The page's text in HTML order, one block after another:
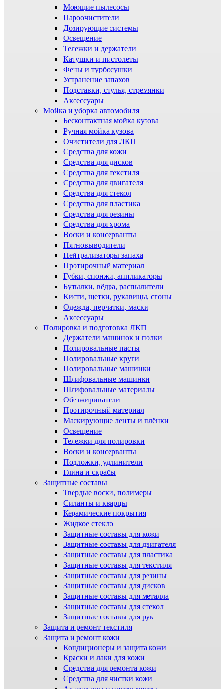
Моющие пылесосы
Пароочистители
Дозирующие системы
Освещение
Тележки и держатели
Катушки и пистолеты
Фены и турбосушки
Устранение запахов
Подставки, стулья, стремянки
Аксессуары
Мойка и уборка автомобиля
Бесконтактная мойка кузова
Ручная мойка кузова
Очистители для ЛКП
Средства для кожи
Средства для дисков
Средства для текстиля
Средства для двигателя
Средства для стекол
Средства для пластика
Средства для резины
Средства для хрома
Воски и консерванты
Пятновыводители
Нейтрализаторы запаха
Протирочный материал
Губки, спонжи, аппликаторы
Бутылки, вёдра, распылители
Кисти, щетки, рукавицы, сгоны
Одежда, перчатки, маски
Аксессуары
Полировка и подготовка ЛКП
Держатели машинок и полки
Полировальные пасты
Полировальные круги
Полировальные машинки
Шлифовальные машинки
Шлифовальные материалы
Обезжириватели
Протирочный материал
Маскирующие ленты и плёнки
Освещение
Тележки для полировки
Воски и консерванты
Подложки, удлинители
Глина и скрабы
Защитные составы
Твердые воски, полимеры
Силанты и кварцы
Керамические покрытия
Жидкое стекло
Защитные составы для кожи
Защитные составы для двигателя
Защитные составы для пластика
Защитные составы для текстиля
Защитные составы для резины
Защитные составы для дисков
Защитные составы для металла
Защитные составы для стекол
Защитные составы для рук
Защита и ремонт текстиля
Защита и ремонт кожи
Кондиционеры и защита кожи
Краски и лаки для кожи
Средства для ремонта кожи
Средства для чистки кожи